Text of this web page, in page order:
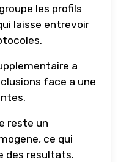
les profils
laisse entrevoir
a
face a une
reste un
ce qui
des resultats.